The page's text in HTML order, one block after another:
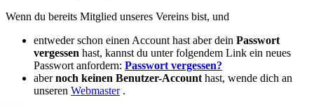
Wenn du bereits Mitglied unseres Vereins bist, und
entweder schon einen Account hast aber dein Passwort
vergessen hast, kannst du unter folgendem Link ein neues
Passwort anfordern: Passwort vergessen?
abernoch keinen Benutzer-Account hast, wende dich an
unseren Webmaster.